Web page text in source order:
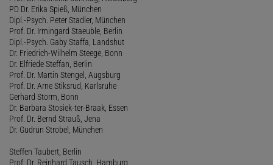
PD Dr. Erika Spieß, München
Dipl.-Psych. Peter Stadler, München
Prof. Dr. Irmingard Staeuble, Berlin
Dipl.-Psych. Gaby Staffa, Landshut
Dr. Friedrich-Wilhelm Steege, Bonn
Dr. Elfriede Steffan, Berlin
Prof. Dr. Martin Stengel, Augsburg
Prof. Dr. Arne Stiksrud, Karlsruhe
Gerhard Storm, Bonn
Dr. Barbara Stosiek-ter-Braak, Essen
Prof. Dr. Bernd Strauß, Jena
Dr. Gudrun Strobel, München
Steffen Taubert, Berlin
Prof. Dr. Reinhard Tausch, Hamburg